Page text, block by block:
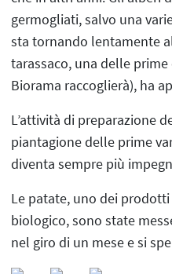
germogliati, salvo una
sta tornando lentamente
tarassaco, una delle
Biorama raccoglierà), ha
L’attività di preparazione
piantagione delle prime
diventa sempre più
Le patate, uno dei
biologico, sono state
nel giro di un mese e si